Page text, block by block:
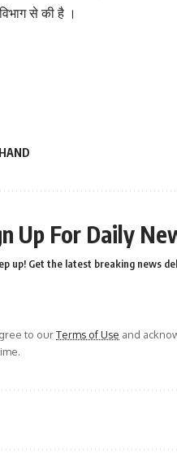
से की है ।
Up For Daily
up! Get the latest breaking news
to ourTerms of Use and